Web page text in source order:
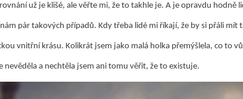
už je klišé, ale věřte mi, že to takhle je. A je opravdu
pár takových případů. Kdy třeba lidé mi říkají, že by si přáli
vnitřní krásu. Kolikrát jsem jako malá holka přemýšlela, co to
nevěděla a nechtěla jsem ani tomu věřit, že to existuje.